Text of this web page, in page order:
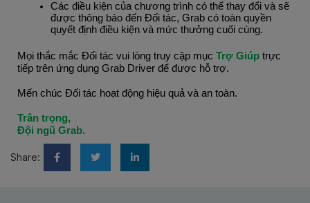
Các điều kiện của chương trình có thể thay đổi và sẽ
được thông báo đến Đối tác, Grab có toàn quyền
quyết định điều kiện và mức thưởng cuối cùng.
Mọi thắc mắc Đối tác vui lòng truy cập mục Trợ Giúp trực
tiếp trên ứng dụng Grab Driver để được hỗ trợ.
Mến chúc Đối tác hoạt động hiệu quả và an toàn.
Trân trọng,
Đội ngũ Grab.
Share: